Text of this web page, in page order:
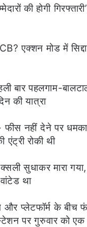
की होगी
एक्शन मोड में
बार पहलगाम-
की यात्रा
फीस नहीं देने पर
रोकी थी
सुधाकर मारा गया,
था
प्लेटफॉर्म के बीच
पर गुरुवार को एक